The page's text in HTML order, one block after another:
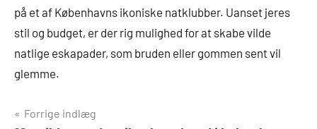
på et af Københavns ikoniske natklubber. Uanset jeres
stil og budget, er der rig mulighed for at skabe vilde
natlige eskapader, som bruden eller gommen sent vil
glemme.
Indlægsnavigation
Forrige indlæg